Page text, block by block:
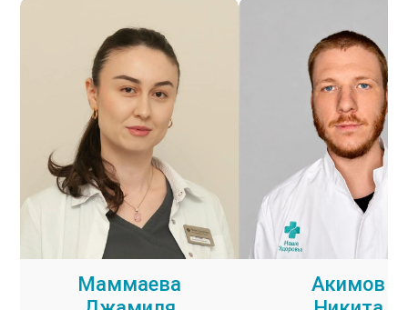
Маммаева
Акимов